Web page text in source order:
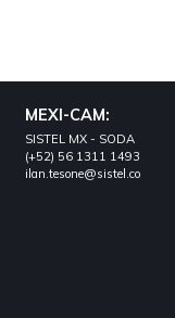
MEXI-CAM:
SISTEL MX - SODA
(+52) 56 1311 1493
ilan.tesone@sistel.co